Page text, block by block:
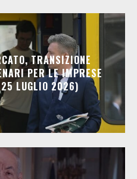
TRANSIZIONE
PER LE IMPRESE
LUGLIO 2026)